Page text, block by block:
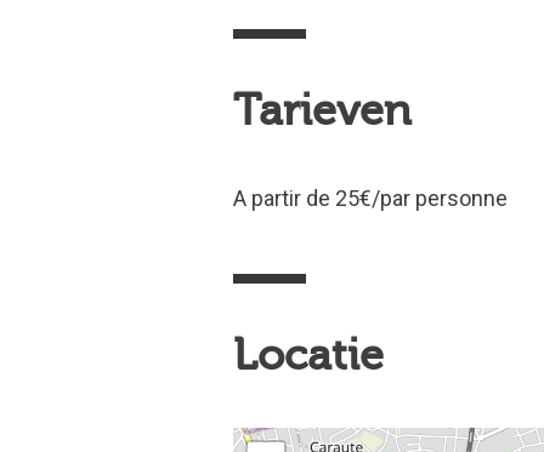
Tarieven
A partir de 25€/par personne
Locatie